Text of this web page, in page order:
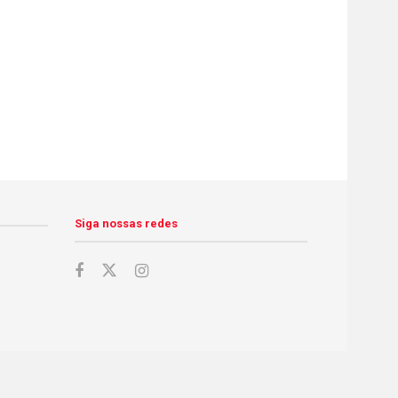
Siga nossas redes